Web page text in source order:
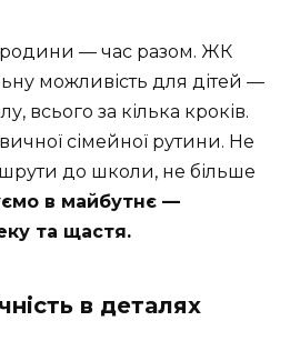
родини — час разом. ЖК
можливість для дітей —
всього за кілька кроків.
сімейної рутини. Не
до школи, не більше
в майбутнє —
та щастя.
в деталях